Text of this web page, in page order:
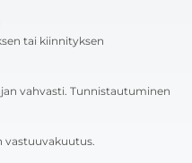
tai kiinnityksen
vahvasti. Tunnistautuminen
vastuuvakuutus.